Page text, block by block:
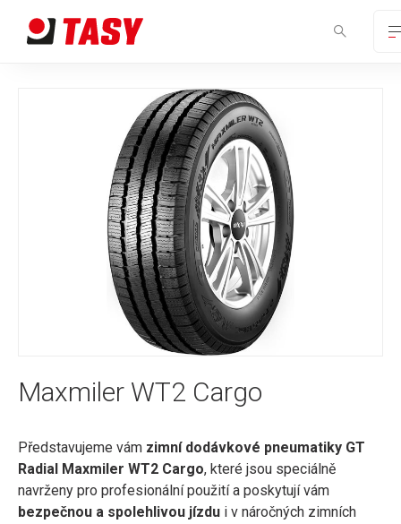
Maxmiler WT2 Cargo
Představujeme vám zimní dodávkové pneumatiky GT
Radial Maxmiler WT2 Cargo, které jsou speciálně
navrženy pro profesionální použití a poskytují vám
bezpečnou a spolehlivou jízdu i v náročných zimních